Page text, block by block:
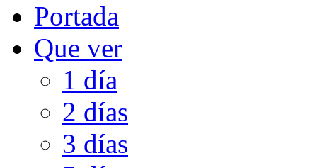
Portada
Que ver
1 día
2 días
3 días